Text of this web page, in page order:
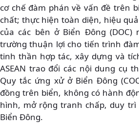
cơ chế đàm phán về vấn đề trên
chất; thực hiện toàn diện, hiệu
của các bên ở Biển Đông (DOC)
trường thuận lợi cho tiến trình
tinh thần hợp tác, xây dựng và
ASEAN trao đổi các nội dung cụ
Quy tắc ứng xử ở Biển Đông
đồng trên biển, không có hành
hình, mở rộng tranh chấp, duy
Biển Đông.